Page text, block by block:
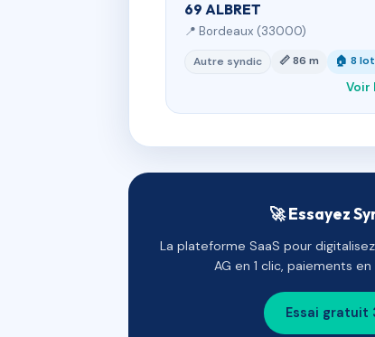
69 ALBRET
📍 Bordeaux (33000)
Autre syndic 📏 86 m 🏠 8
Voir
🚀 Essayez
La plateforme SaaS pour
AG en 1 clic, paiements
Essai gratuit